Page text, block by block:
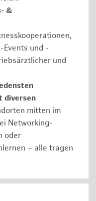
&
Events und -
und
diversen
mitten im
Networking-
oder
– alle tragen